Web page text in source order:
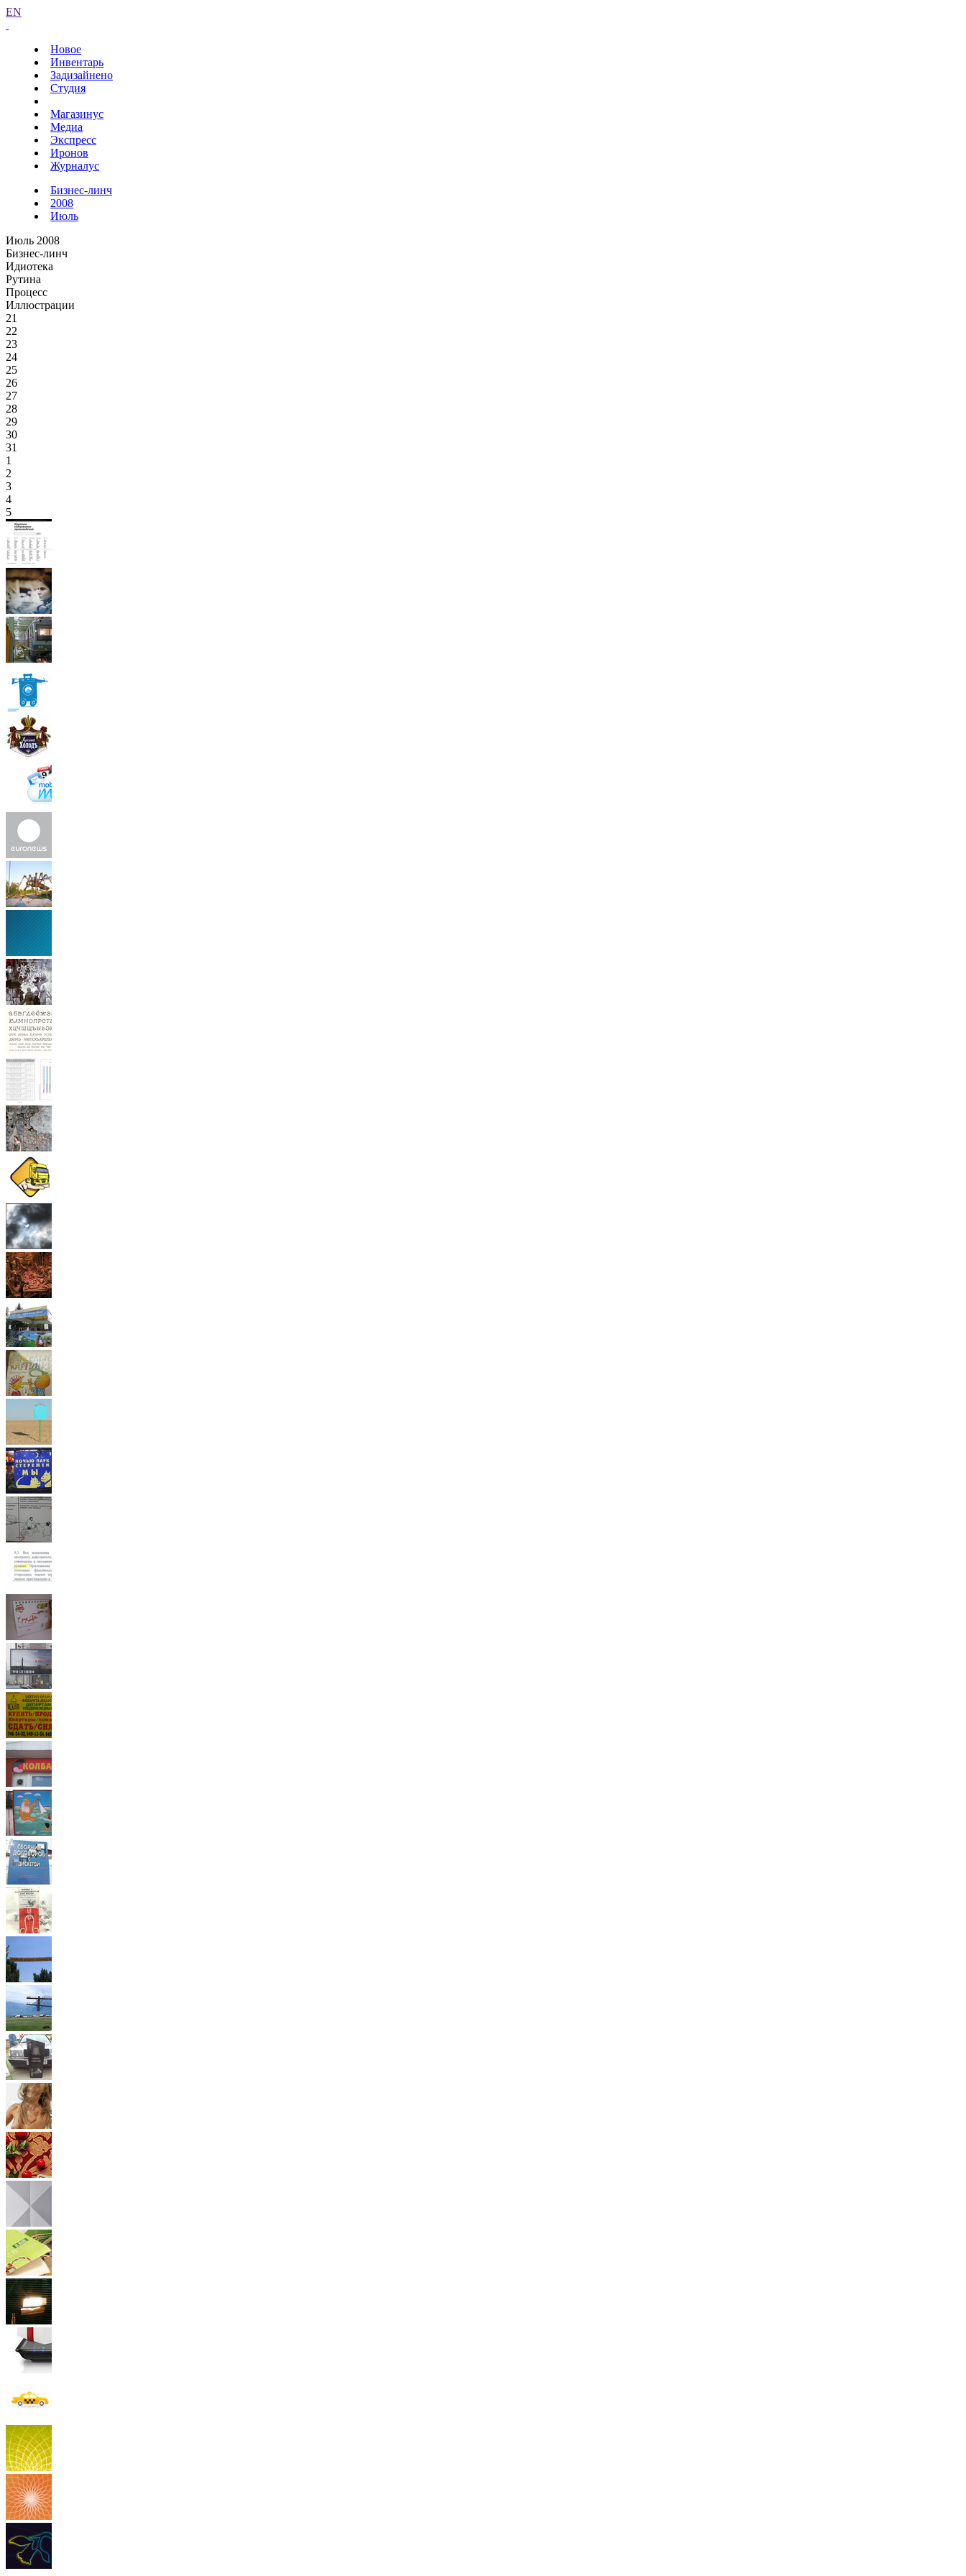
EN
Новое
Инвентарь
Задизайнено
Студия
Магазинус
Медиа
Экспресс
Иронов
Журналус
Бизнес-линч
2008
Июль
Июль 2008
Бизнес-линч
Идиотека
Рутина
Процесс
Иллюстрации
21
22
23
24
25
26
27
28
29
30
31
1
2
3
4
5